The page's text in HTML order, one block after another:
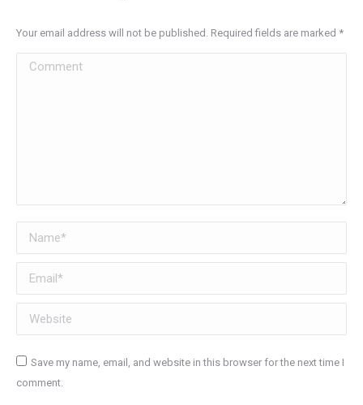
Your email address will not be published. Required fields are marked *
Comment
Name *
Email *
Website
Save my name, email, and website in this browser for the next time I
comment.